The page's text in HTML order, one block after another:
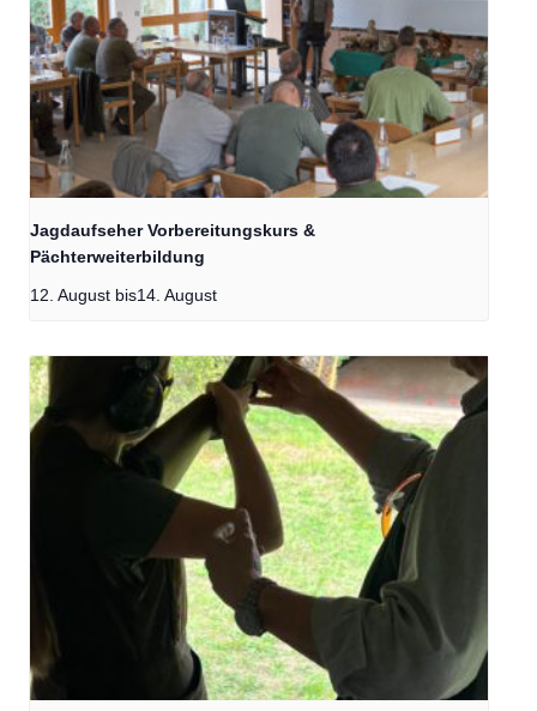
Jagdaufseher Vorbereitungskurs &
Pächterweiterbildung
12. August bis14. August